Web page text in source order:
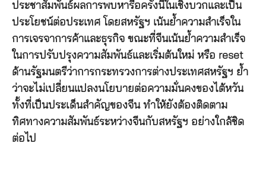
ประชาสัมพันธ์ผลการพบหารือครั้งนี้ในเชิงบวกและเป็น
ประโยชน์ต่อประเทศ โดยสหรัฐฯ เน้นย้ำความสำเร็จใน
การเจรจาการค้าและธุรกิจ ขณะที่จีนเน้นย้ำความสำเร็จ
ในการปรับปรุงความสัมพันธ์และเริ่มต้นใหม่ หรือ reset
ด้านรัฐมนตรีว่าการกระทรวงการต่างประเทศสหรัฐฯ ย้ำ
ว่าจะไม่เปลี่ยนแปลงนโยบายต่อความมั่นคงของไต้หวัน
ทั้งที่เป็นประเด็นสำคัญของจีน ทำให้ยังต้องติดตาม
ทิศทางความสัมพันธ์ระหว่างจีนกับสหรัฐฯ อย่างใกล้ชิด
ต่อไป